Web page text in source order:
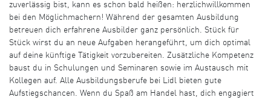
zuverlässig bist, kann es schon bald heißen: herzlichwillkommen
bei den Möglichmachern! Während der gesamten Ausbildung
betreuen dich erfahrene Ausbilder ganz persönlich. Stück für
Stück wirst du an neue Aufgaben herangeführt, um dich optimal
auf deine künftige Tätigkeit vorzubereiten. Zusätzliche Kompetenz
baust du in Schulungen und Seminaren sowie im Austausch mit
Kollegen auf. Alle Ausbildungsberufe bei Lidl bieten gute
Aufstiegschancen. Wenn du Spaß am Handel hast, dich engagiert